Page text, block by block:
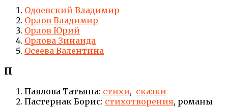
Одоевский Владимир
Орлов Владимир
Орлов Юрий
Орлова Зинаида
Осеева Валентина
П
Павлова Татьяна: стихи, сказки
Пастернак Борис: стихотворения, романы